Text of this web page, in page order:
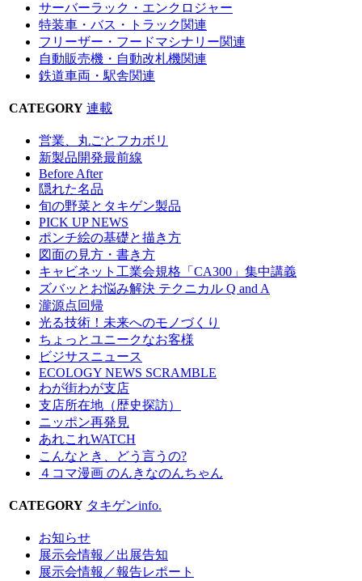
サーバーラック・エンクロジャー
特装車・バス・トラック関連
フリーザー・フードマシナリー関連
自動販売機・自動改札機関連
鉄道車両・駅舎関連
CATEGORY 連載
営業、丸ごとフカボリ
新製品開発最前線
Before After
隠れた名品
旬の野菜とタキゲン製品
PICK UP NEWS
ポンチ絵の基礎と描き方
図面の見方・書き方
キャビネット工業会規格「CA300」集中講義
ズバッとお悩み解決 テクニカル Q and A
瀧源点回帰
光る技術！未来へのモノづくり
ちょっとユニークなお客様
ビジサスニュース
ECOLOGY NEWS SCRAMBLE
わが街わが支店
支店所在地（歴史探訪）
ニッポン再発見
あれこれWATCH
こんなとき、どう言うの?
４コマ漫画 のんきなのんちゃん
CATEGORY タキゲンinfo.
お知らせ
展示会情報／出展告知
展示会情報／報告レポート